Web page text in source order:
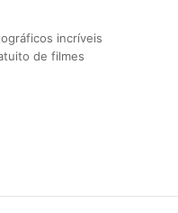
incríveis
de filmes